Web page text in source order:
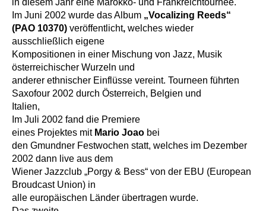
in diesem Jahr eine Marokko- und Frankreichtournee.
Im Juni 2002 wurde das Album „Vocalizing Reeds“
(PAO 10370) veröffentlicht, welches wieder
ausschließlich eigene
Kompositionen in einer Mischung von Jazz, Musik
österreichischer Wurzeln und
anderer ethnischer Einflüsse vereint. Tourneen führten
Saxofour 2002 durch Österreich, Belgien und
Italien,
Im Juli 2002 fand die Premiere
eines Projektes mit Mario Joao bei
den Gmundner Festwochen statt, welches im Dezember
2002 dann live aus dem
Wiener Jazzclub „Porgy & Bess“ von der EBU (European
Broudcast Union) in
alle europäischen Länder übertragen wurde.